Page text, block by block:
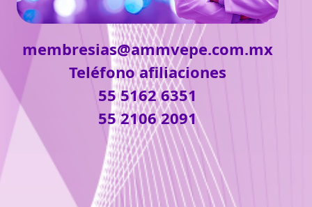
membresias@ammvepe.com.mx
Teléfono afiliaciones
55 5162 6351
55 2106 2091